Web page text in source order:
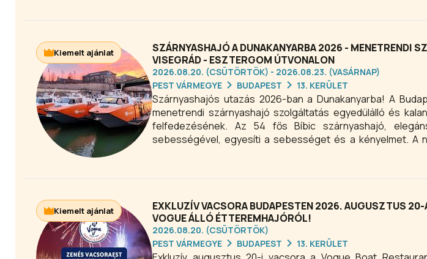
örvendő jam session sorozat estjei 22.00 óra után
SZÁRNYASHAJÓ A DUNAKANYARBA 2026 - MENETRENDI
VISEGRÁD - ESZTERGOM ÚTVONALON
2026.08.20. (CSÜTÖRTÖK) - 2026.08.23. (VASÁRNAP)
PEST VÁRMEGYE
BUDAPEST 13. KERÜLET
Szárnyashajós utazás 2026-ban a Dunakanyarba! A
menetrendi szárnyashajó szolgáltatás egyedülálló és
felfedezésének. Az 54 fős Bíbic szárnyashajó,
sebességével, egyesíti a sebességet és a kényelmet. A
Kiemelt ajánlat
EXKLUZÍV VACSORA BUDAPESTEN 2026. AUGUSZTUS
VOGUE ÁLLÓ ÉTTEREMHAJÓRÓL!
2026.08.20. (CSÜTÖRTÖK)
PEST VÁRMEGYE
BUDAPEST 13. KERÜLET
Kiemelt ajánlat